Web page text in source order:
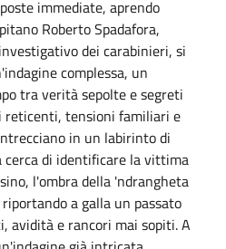
immediate, aprendo
Roberto Spadafora,
dei carabinieri, si
complessa, un
tra verità sepolte e segreti
reticenti, tensioni familiari e
in un labirinto di
cerca di identificare la vittima
l'ombra della 'ndrangheta
a galla un passato
avidità e rancori mai sopiti. A